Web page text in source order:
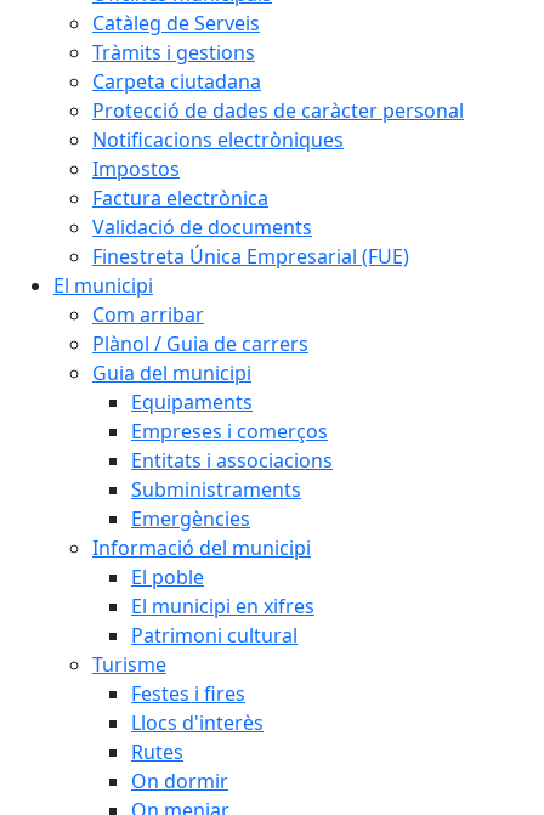
Catàleg de Serveis
Tràmits i gestions
Carpeta ciutadana
Protecció de dades de caràcter personal
Notificacions electròniques
Impostos
Factura electrònica
Validació de documents
Finestreta Única Empresarial (FUE)
El municipi
Com arribar
Plànol / Guia de carrers
Guia del municipi
Equipaments
Empreses i comerços
Entitats i associacions
Subministraments
Emergències
Informació del municipi
El poble
El municipi en xifres
Patrimoni cultural
Turisme
Festes i fires
Llocs d'interès
Rutes
On dormir